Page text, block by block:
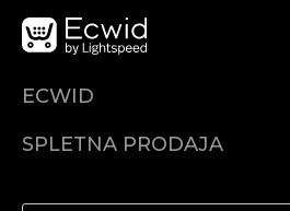
ECWID
SPLETNA PRODAJA
Prodaja na Instagramu